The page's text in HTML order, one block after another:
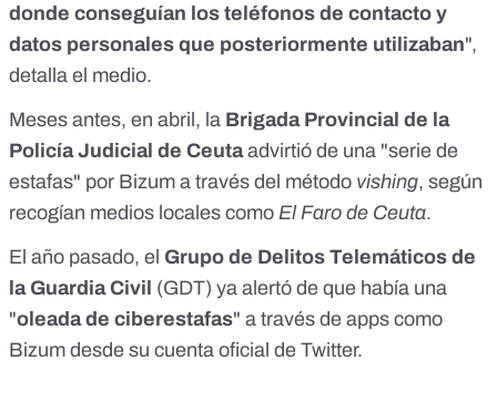
donde conseguían los teléfonos de contacto y
datos personales que posteriormente utilizaban",
detalla el medio.
Meses antes, en abril, la Brigada Provincial de la
Policía Judicial de Ceutaadvirtió de una "serie de
estafas" por Bizum a través del método vishing, según
recogían medios locales como El Faro de Ceuta.
El año pasado, el Grupo de Delitos Telemáticos de
la Guardia Civil (GDT) ya alertó de que había una
"oleada de ciberestafas" a través de apps como
Bizum desde su cuenta oficial de Twitter.